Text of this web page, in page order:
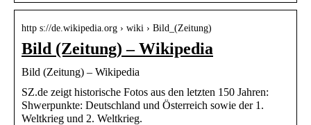
http s://de.wikipedia.org › wiki › Bild_(Zeitung)
Bild (Zeitung) – Wikipedia
Bild (Zeitung) – Wikipedia
SZ.de zeigt historische Fotos aus den letzten 150 Jahren:
Shwerpunkte: Deutschland und Österreich sowie der 1.
Weltkrieg und 2. Weltkrieg.